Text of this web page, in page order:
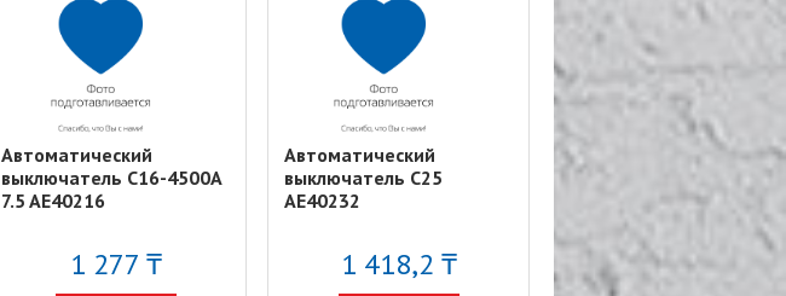
Автоматический
выключатель C16-4500A
7.5 AE40216
1 277 ₸
Автоматический
выключатель C25
AE40232
1 418,2 ₸